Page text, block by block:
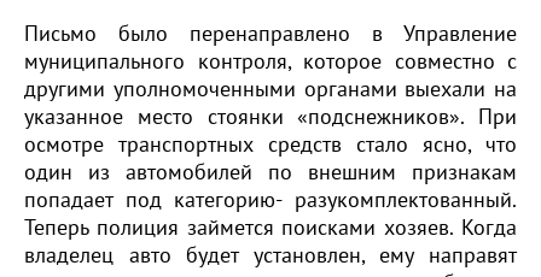
Письмо было перенаправлено в Управление
муниципального контроля, которое совместно с
другими уполномоченными органами выехали на
указанное место стоянки «подснежников». При
осмотре транспортных средств стало ясно, что
один из автомобилей по внешним признакам
попадает под категорию- разукомплектованный.
Теперь полиция займется поисками хозяев. Когда
владелец авто будет установлен, ему направят